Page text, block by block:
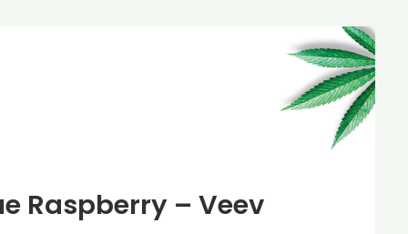
Raspberry – Veev